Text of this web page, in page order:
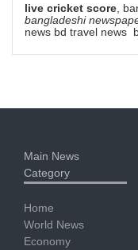
live cricket score ,
bangladeshi
news bd travel news
Main News
Category
Home
World News
Economy